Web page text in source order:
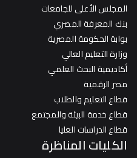
المجلس الأعلى للجامعات
بنك المعرفة المصري
بوابة الحكومة المصرية
وزارة التعليم العالي
أكاديمية البحث العلمي
مصر الرقمية
قطاع التعليم والطلاب
قطاع خدمة البيئة والمجتمع
قطاع الدراسات العليا
الكليات المناظرة